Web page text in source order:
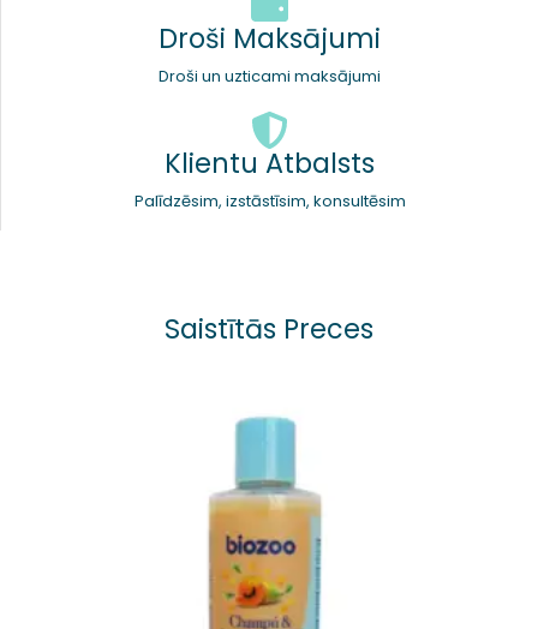
Droši Maksājumi
Droši un uzticami maksājumi
Klientu Atbalsts
Palīdzēsim, izstāstīsim, konsultēsim
Saistītās Preces